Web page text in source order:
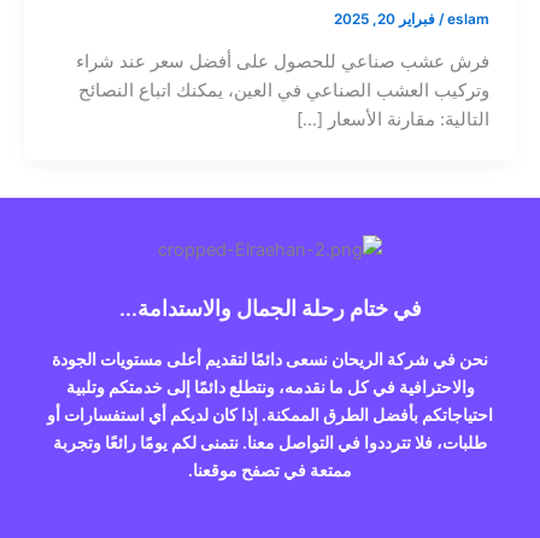
eslam
/ فبراير 20, 2025
فرش عشب صناعي للحصول على أفضل سعر عند شراء
وتركيب العشب الصناعي في العين، يمكنك اتباع النصائح
التالية: مقارنة الأسعار […]
في ختام رحلة الجمال والاستدامة...
نحن في شركة الريحان نسعى دائمًا لتقديم أعلى مستويات الجودة
والاحترافية في كل ما نقدمه، ونتطلع دائمًا إلى خدمتكم وتلبية
احتياجاتكم بأفضل الطرق الممكنة. إذا كان لديكم أي استفسارات أو
طلبات، فلا تترددوا في التواصل معنا. نتمنى لكم يومًا رائعًا وتجربة
ممتعة في تصفح موقعنا.